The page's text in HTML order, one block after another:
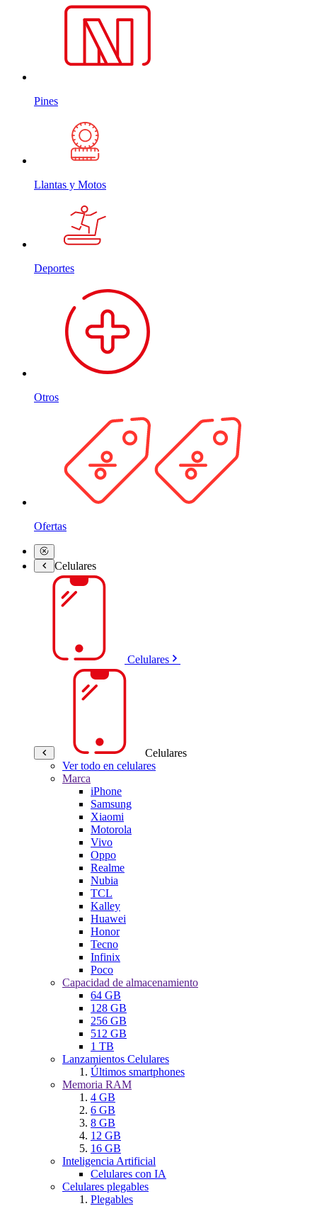
Pines
Llantas y Motos
Deportes
Otros
Ofertas
Celulares
Celulares
Celulares
Ver todo en celulares
Marca
iPhone
Samsung
Xiaomi
Motorola
Vivo
Oppo
Realme
Nubia
TCL
Kalley
Huawei
Honor
Tecno
Infinix
Poco
Capacidad de almacenamiento
64 GB
128 GB
256 GB
512 GB
1 TB
Lanzamientos Celulares
Últimos smartphones
Memoria RAM
4 GB
6 GB
8 GB
12 GB
16 GB
Inteligencia Artificial
Celulares con IA
Celulares plegables
Plegables